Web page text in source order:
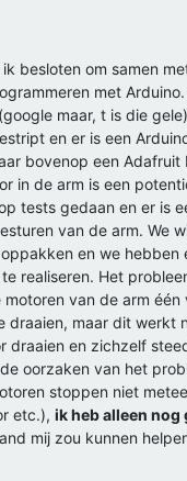
besloten om samen
met Arduino.
maar, t is die
en er is een
bovenop een Adafruit
in de arm is een
tests gedaan en er is
van de arm. We
en we hebben
realiseren. Het
van de arm één
draaien, maar dit werkt
draaien en zichzelf
oorzaken van het
stoppen niet
etc.), ik heb alleen nog
mij zou kunnen